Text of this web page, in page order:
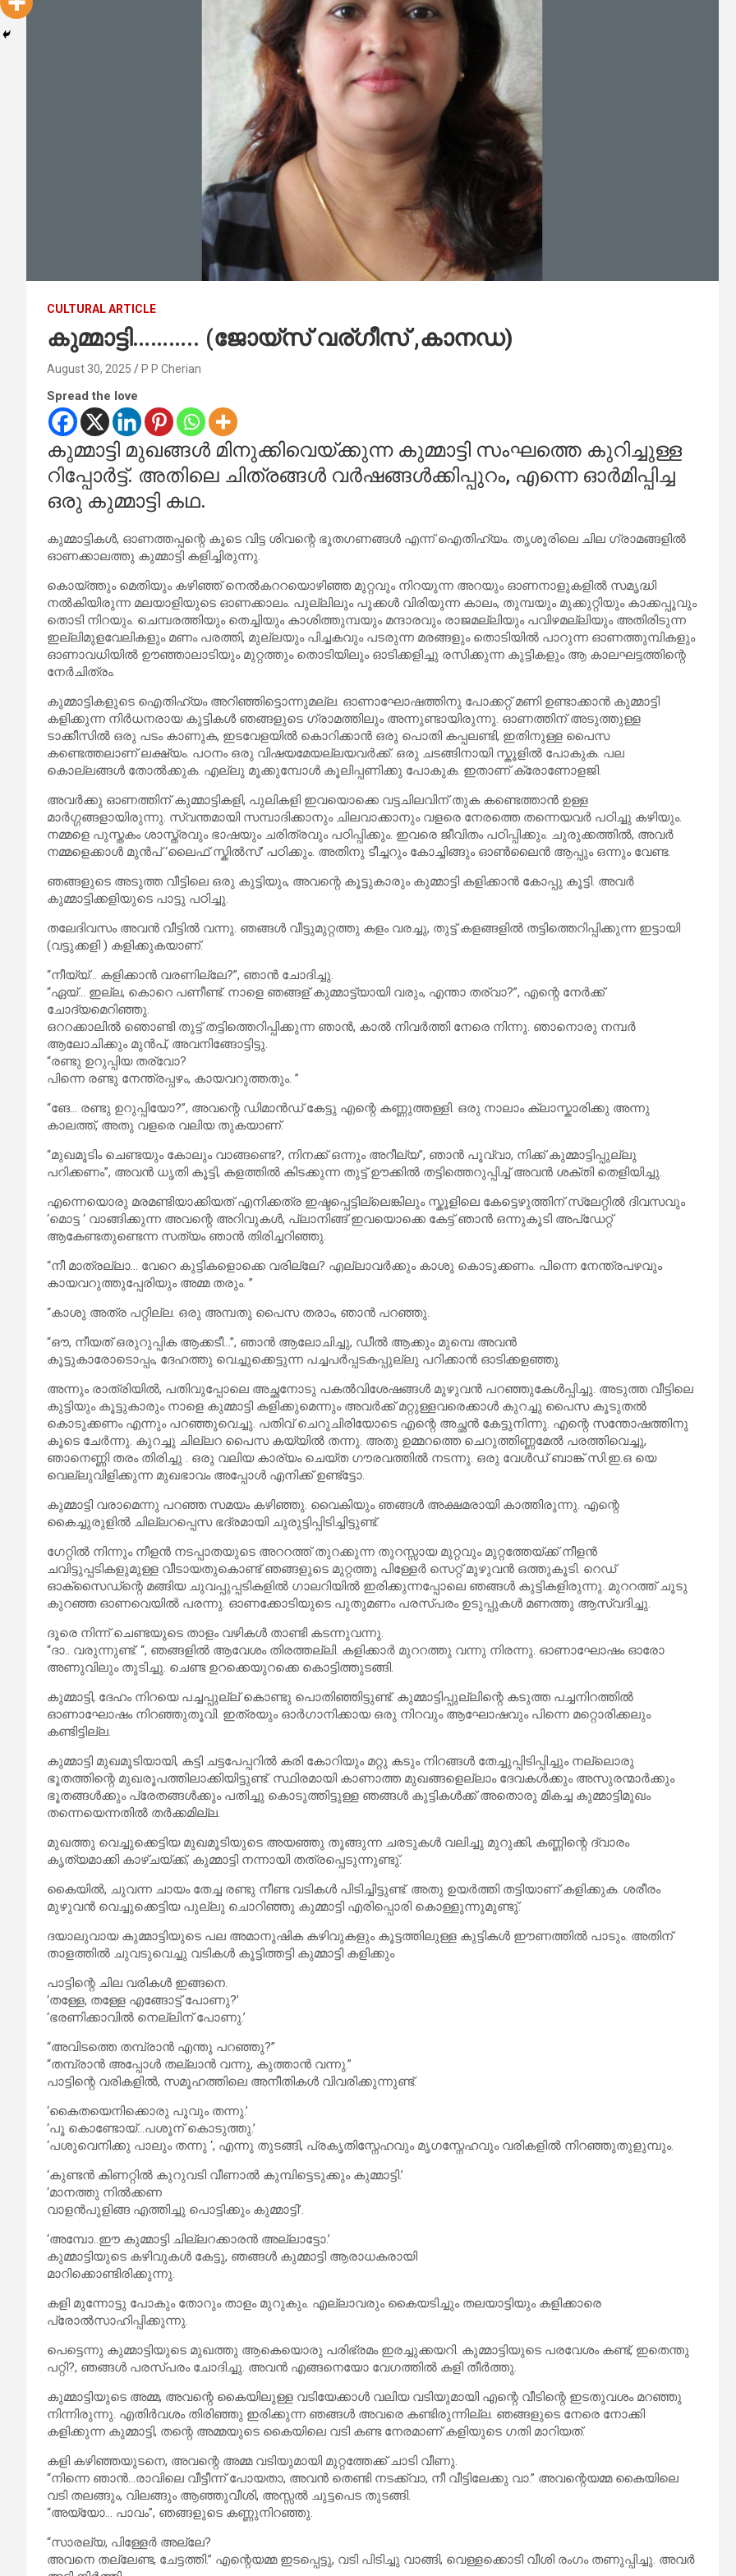
CULTURAL ARTICLE
കുമ്മാട്ടി……….. (ജോയ്‌സ് വര്ഗീസ് ,കാനഡ)
August 30, 2025 P P Cherian
Spread the love
കുമ്മാട്ടി മുഖങ്ങൾ മിനുക്കിവെയ്ക്കുന്ന കുമ്മാട്ടി സംഘത്തെ കുറിച്ചുള്ള
റിപ്പോർട്ട്. അതിലെ ചിത്രങ്ങൾ വർഷങ്ങൾക്കിപ്പുറം, എന്നെ ഓർമിപ്പിച്ച
ഒരു കുമ്മാട്ടി കഥ.
കുമ്മാട്ടികൾ, ഓണത്തപ്പന്റെ കൂടെ വിട്ട ശിവന്റെ ഭൂതഗണങ്ങൾ എന്ന് ഐതിഹ്യം. തൃശൂരിലെ ചില ഗ്രാമങ്ങളിൽ
ഓണക്കാലത്തു കുമ്മാട്ടി കളിച്ചിരുന്നു.
കൊയ്ത്തും മെതിയും കഴിഞ്ഞ് നെൽകററയൊഴിഞ്ഞ മുറ്റവും നിറയുന്ന അറയും ഓണനാളുകളിൽ സമൃദ്ധി
നൽകിയിരുന്ന മലയാളിയുടെ ഓണക്കാലം. പുല്ലിലും പൂക്കൾ വിരിയുന്ന കാലം, തുമ്പയും മുക്കുറ്റിയും കാക്കപ്പൂവും
തൊടി നിറയും. ചെമ്പരത്തിയും തെച്ചിയും കാശിത്തുമ്പയും മന്ദാരവും രാജമല്ലിയും പവിഴമല്ലിയും അതിരിടുന്ന
ഇല്ലിമുളവേലികളും മണം പരത്തി, മുല്ലയും പിച്ചകവും പടരുന്ന മരങ്ങളും തൊടിയിൽ പാറുന്ന ഓണത്തുമ്പികളും
ഓണാവധിയിൽ ഊഞ്ഞാലാടിയും മുറ്റത്തും തൊടിയിലും ഓടിക്കളിച്ചു രസിക്കുന്ന കുട്ടികളും ആ കാലഘട്ടത്തിന്റെ
നേർചിത്രം.
കുമ്മാട്ടികളുടെ ഐതിഹ്യം അറിഞ്ഞിട്ടൊന്നുമല്ല. ഓണാഘോഷത്തിനു പോക്കറ്റ് മണി ഉണ്ടാക്കാൻ കുമ്മാട്ടി
കളിക്കുന്ന നിർധനരായ കുട്ടികൾ ഞങ്ങളുടെ ഗ്രാമത്തിലും അന്നുണ്ടായിരുന്നു. ഓണത്തിന് അടുത്തുള്ള
ടാക്കീസിൽ ഒരു പടം കാണുക, ഇടവേളയിൽ കൊറിക്കാൻ ഒരു പൊതി കപ്പലണ്ടി, ഇതിനുള്ള പൈസ
കണ്ടെത്തലാണ് ലക്ഷ്യം. പഠനം ഒരു വിഷയമേയല്ലയവർക്ക്. ഒരു ചടങ്ങിനായി സ്കൂളിൽ പോകുക. പല
കൊല്ലങ്ങൾ തോൽക്കുക. എല്ലു മൂക്കുമ്പോൾ കൂലിപ്പണിക്കു പോകുക. ഇതാണ് ക്രോണോളജി.
അവർക്കു ഓണത്തിന് കുമ്മാട്ടികളി, പുലികളി ഇവയൊക്കെ വട്ടചിലവിന് തുക കണ്ടെത്താൻ ഉള്ള
മാർഗ്ഗങ്ങളായിരുന്നു. സ്വന്തമായി സമ്പാദിക്കാനും ചിലവാക്കാനും വളരെ നേരത്തെ തന്നെയവർ പഠിച്ചു കഴിയും.
നമ്മളെ പുസ്തകം ശാസ്ത്രവും ഭാഷയും ചരിത്രവും പഠിപ്പിക്കും. ഇവരെ ജീവിതം പഠിപ്പിക്കും. ചുരുക്കത്തിൽ, അവർ
നമ്മളെക്കാൾ മുൻപ് ‘ലൈഫ് സ്കിൽസ്’ പഠിക്കും. അതിനു ടീച്ചറും കോച്ചിങ്ങും ഓൺലൈൻ ആപ്പും ഒന്നും വേണ്ട.
ഞങ്ങളുടെ അടുത്ത വീട്ടിലെ ഒരു കുട്ടിയും, അവന്റെ കൂട്ടുകാരും കുമ്മാട്ടി കളിക്കാൻ കോപ്പു കൂട്ടി. അവർ
കുമ്മാട്ടിക്കളിയുടെ പാട്ടു പഠിച്ചു.
തലേദിവസം അവൻ വീട്ടിൽ വന്നു. ഞങ്ങൾ വീട്ടുമുറ്റത്തു കളം വരച്ചു, തുട്ട്‌ കളങ്ങളിൽ തട്ടിത്തെറിപ്പിക്കുന്ന ഇട്ടായി
(വട്ടുക്കളി ) കളിക്കുകയാണ്.
“നീയ്യ്… കളിക്കാൻ വരണില്ലേ?”, ഞാൻ ചോദിച്ചു.
“ഏയ്… ഇല്ല, കൊറെ പണീണ്ട്. നാളെ ഞങ്ങള് കുമ്മാട്ട്യായി വരും, എന്താ തര്വാ?”, എന്റെ നേർക്ക്
ചോദ്യമെറിഞ്ഞു.
ഒററക്കാലിൽ ഞൊണ്ടി തുട്ട് തട്ടിത്തെറിപ്പിക്കുന്ന ഞാൻ, കാൽ നിവർത്തി നേരെ നിന്നു. ഞാനൊരു നമ്പർ
ആലോചിക്കും മുൻപ്, അവനിങ്ങോട്ടിട്ടു.
“രണ്ടു ഉറുപ്പിയ തര്വോ?
പിന്നെ രണ്ടു നേന്ത്രപ്പഴം, കായവറുത്തതും. ”
“ങേ… രണ്ടു ഉറുപ്പിയോ?”, അവന്റെ ഡിമാൻഡ് കേട്ടു എന്റെ കണ്ണുത്തള്ളി. ഒരു നാലാം ക്ലാസ്കാരിക്കു അന്നു
കാലത്ത്, അതു വളരെ വലിയ തുകയാണ്.
“മുഖമൂടിം ചെണ്ടയും കോലും വാങ്ങണ്ടെ?, നിനക്ക് ഒന്നും അറീല്യ”, ഞാൻ പൂവ്വാ, നിക്ക് കുമ്മാട്ടിപ്പുല്ലു
പറിക്കണം”, അവൻ ധൃതി കൂട്ടി, കളത്തിൽ കിടക്കുന്ന തുട്ട് ഊക്കിൽ തട്ടിത്തെറുപ്പിച്ച് അവൻ ശക്തി തെളിയിച്ചു.
എന്നെയൊരു മരമണ്ടിയാക്കിയത് എനിക്കത്ര ഇഷ്ടപ്പെട്ടില്ലെങ്കിലും സ്കൂളിലെ കേട്ടെഴുത്തിന് സ്ലേറ്റിൽ ദിവസവും
‘മൊട്ട ‘ വാങ്ങിക്കുന്ന അവന്റെ അറിവുകൾ, പ്ലാനിങ്ങ് ഇവയൊക്കെ കേട്ട് ഞാൻ ഒന്നുകൂടി അപ്ഡേറ്റ്
ആകേണ്ടതുണ്ടെന്ന സത്യം ഞാൻ തിരിച്ചറിഞ്ഞു.
“നീ മാത്രല്ലാ… വേറെ കുട്ടികളൊക്കെ വരില്ലേ? എല്ലാവർക്കും കാശു കൊടുക്കണം. പിന്നെ നേന്ത്രപഴവും
കായവറുത്തുപ്പേരിയും അമ്മ തരും. ”
“കാശു അത്ര പറ്റില്ല. ഒരു അമ്പതു പൈസ തരാം, ഞാൻ പറഞ്ഞു.
“ഔ, നീയത് ഒരുറുപ്പിക ആക്കടീ…”, ഞാൻ ആലോചിച്ചു, ഡീൽ ആക്കും മുമ്പെ അവൻ
കൂട്ടുകാരോടൊപ്പം, ദേഹത്തു വെച്ചുക്കെട്ടുന്ന പച്ചപർപ്പടകപ്പുല്ലു പറിക്കാൻ ഓടിക്കളഞ്ഞു.
അന്നും രാത്രിയിൽ, പതിവുപ്പോലെ അച്ഛനോടു പകൽവിശേഷങ്ങൾ മുഴുവൻ പറഞ്ഞുകേൾപ്പിച്ചു. അടുത്ത വീട്ടിലെ
കുട്ടിയും കൂട്ടുകാരും നാളെ കുമ്മാട്ടി കളിക്കുമെന്നും അവർക്ക് മറ്റുള്ളവരെക്കാൾ കുറച്ചു പൈസ കൂടുതൽ
കൊടുക്കണം എന്നും പറഞ്ഞുവെച്ചു. പതിവ് ചെറുചിരിയോടെ എന്റെ അച്ഛൻ കേട്ടുനിന്നു. എന്റെ സന്തോഷത്തിനു
കൂടെ ചേർന്നു. കുറച്ചു ചില്ലറ പൈസ കയ്യിൽ തന്നു. അതു ഉമ്മറത്തെ ചെറുത്തിണ്ണമേൽ പരത്തിവെച്ചു,
ഞാനെണ്ണി തരം തിരിച്ചു . ഒരു വലിയ കാര്യം ചെയ്ത ഗൗരവത്തിൽ നടന്നു. ഒരു വേൾഡ് ബാങ്ക് സി.ഇ.ഒ യെ
വെല്ലുവിളിക്കുന്ന മുഖഭാവം അപ്പോൾ എനിക്ക് ഉണ്ട്ട്ടോ.
കുമ്മാട്ടി വരാമെന്നു പറഞ്ഞ സമയം കഴിഞ്ഞു. വൈകിയും ഞങ്ങൾ അക്ഷമരായി കാത്തിരുന്നു. എന്റെ
കൈച്ചുരുളിൽ ചില്ലറപ്പെസ ഭദ്രമായി ചുരുട്ടിപ്പിടിച്ചിട്ടുണ്ട്.
ഗേറ്റിൽ നിന്നും നീളൻ നടപ്പാതയുടെ അററത്ത് തുറക്കുന്ന തുറസ്സായ മുറ്റവും മുറ്റത്തേയ്ക്ക് നീളൻ
ചവിട്ടുപ്പടികളുമുള്ള വീടായതുകൊണ്ട് ഞങ്ങളുടെ മുറ്റത്തു പിള്ളേർ സെറ്റ് മുഴുവൻ ഒത്തുകൂടി. റെഡ്
ഓക്സൈഡ്ന്റെ മങ്ങിയ ചുവപ്പുപ്പടികളിൽ ഗാലറിയിൽ ഇരിക്കുന്നപ്പോലെ ഞങ്ങൾ കുട്ടികളിരുന്നു. മുററത്ത് ചൂടു
കുറഞ്ഞ ഓണവെയിൽ പരന്നു. ഓണക്കോടിയുടെ പുതുമണം പരസ്പരം ഉടുപ്പുകൾ മണത്തു ആസ്വദിച്ചു.
ദൂരെ നിന്ന് ചെണ്ടയുടെ താളം വഴികൾ താണ്ടി കടന്നുവന്നു.
“ദാ.. വരുന്നുണ്ട്. “, ഞങ്ങളിൽ ആവേശം തിരത്തല്ലി. കളിക്കാർ മുററത്തു വന്നു നിരന്നു. ഓണാഘോഷം ഓരോ
അണുവിലും തുടിച്ചു. ചെണ്ട ഉറക്കെയുറക്കെ കൊട്ടിത്തുടങ്ങി.
കുമ്മാട്ടി, ദേഹം നിറയെ പച്ചപ്പുല്ല് കൊണ്ടു പൊതിഞ്ഞിട്ടുണ്ട്. കുമ്മാട്ടിപ്പുല്ലിന്റെ കടുത്ത പച്ചനിറത്തിൽ
ഓണാഘോഷം നിറഞ്ഞുതൂവി. ഇത്രയും ഓർഗാനിക്കായ ഒരു നിറവും ആഘോഷവും പിന്നെ മറ്റൊരിക്കലും
കണ്ടിട്ടില്ല.
കുമ്മാട്ടി മുഖമൂടിയായി, കട്ടി ചട്ടപേപ്പറിൽ കരി കോറിയും മറ്റു കടും നിറങ്ങൾ തേച്ചുപ്പിടിപ്പിച്ചും നല്ലൊരു
ഭൂതത്തിന്റെ മുഖരൂപത്തിലാക്കിയിട്ടുണ്ട്. സ്ഥിരമായി കാണാത്ത മുഖങ്ങളെല്ലാം ദേവകൾക്കും അസുരന്മാർക്കും
ഭൂതങ്ങൾക്കും പ്രേതങ്ങൾക്കും പതിച്ചു കൊടുത്തിട്ടുള്ള ഞങ്ങൾ കുട്ടികൾക്ക് അതൊരു മികച്ച കുമ്മാട്ടിമുഖം
തന്നെയെന്നതിൽ തർക്കമില്ല.
മുഖത്തു വെച്ചുക്കെട്ടിയ മുഖമൂടിയുടെ അയഞ്ഞു തൂങ്ങുന്ന ചരടുകൾ വലിച്ചു മുറുക്കി, കണ്ണിന്റെ ദ്വാരം
കൃത്യമാക്കി കാഴ്ചയ്ക്ക്, കുമ്മാട്ടി നന്നായി തത്രപ്പെടുന്നുണ്ടു്.
കൈയിൽ, ചുവന്ന ചായം തേച്ച രണ്ടു നീണ്ട വടികൾ പിടിച്ചിട്ടുണ്ട്. അതു ഉയർത്തി തട്ടിയാണ് കളിക്കുക. ശരീരം
മുഴുവൻ വെച്ചുക്കെട്ടിയ പുല്ലു ചൊറിഞ്ഞു കുമ്മാട്ടി എരിപ്പൊരി കൊള്ളുന്നുമുണ്ടു്.
ദയാലുവായ കുമ്മാട്ടിയുടെ പല അമാനുഷിക കഴിവുകളും കൂട്ടത്തിലുള്ള കുട്ടികൾ ഈണത്തിൽ പാടും. അതിന്
താളത്തിൽ ചുവടുവെച്ചു വടികൾ കൂട്ടിത്തട്ടി കുമ്മാട്ടി കളിക്കും
പാട്ടിന്റെ ചില വരികൾ ഇങ്ങനെ.
‘തള്ളേ, തള്ളേ എങ്ങോട്ട് പോണു?’
‘ഭരണിക്കാവിൽ നെല്ലിന് പോണു.’
“അവിടത്തെ തമ്പ്രാൻ എന്തു പറഞ്ഞു?”
“തമ്പ്രാൻ അപ്പോൾ തല്ലാൻ വന്നു, കുത്താൻ വന്നു.”
പാട്ടിന്റെ വരികളിൽ, സമൂഹത്തിലെ അനീതികൾ വിവരിക്കുന്നുണ്ട്.
‘കൈതയെനിക്കൊരു പൂവും തന്നു.’
‘പൂ കൊണ്ടോയ്…പശൂന് കൊടുത്തു.’
‘പശുവെനിക്കു പാലും തന്നു ‘, എന്നു തുടങ്ങി, പ്രകൃതിസ്നേഹവും മൃഗസ്നേഹവും വരികളിൽ നിറഞ്ഞുതുളുമ്പും.
‘കുണ്ടൻ കിണറ്റിൽ കുറുവടി വീണാൽ കുമ്പിട്ടെടുക്കും കുമ്മാട്ടി.’
‘മാനത്തു നിൽക്കണ
വാളൻപുളിങ്ങ എത്തിച്ചു പൊട്ടിക്കും കുമ്മാട്ടി’.
‘അമ്പോ..ഈ കുമ്മാട്ടി ചില്ലറക്കാരൻ അല്ലാട്ടോ.’
കുമ്മാട്ടിയുടെ കഴിവുകൾ കേട്ടു, ഞങ്ങൾ കുമ്മാട്ടി ആരാധകരായി
മാറിക്കൊണ്ടിരിക്കുന്നു.
കളി മുന്നോട്ടു പോകും തോറും താളം മുറുകും. എല്ലാവരും കൈയടിച്ചും തലയാട്ടിയും കളിക്കാരെ
പ്രോൽസാഹിപ്പിക്കുന്നു.
പെട്ടെന്നു കുമ്മാട്ടിയുടെ മുഖത്തു ആകെയൊരു പരിഭ്രമം ഇരച്ചുക്കയറി. കുമ്മാട്ടിയുടെ പരവേശം കണ്ട്, ഇതെന്തു
പറ്റി?, ഞങ്ങൾ പരസ്പരം ചോദിച്ചു. അവൻ എങ്ങനെയോ വേഗത്തിൽ കളി തീർത്തു.
കുമ്മാട്ടിയുടെ അമ്മ, അവന്റെ കൈയിലുള്ള വടിയേക്കാൾ വലിയ വടിയുമായി എന്റെ വീടിന്റെ ഇടതുവശം മറഞ്ഞു
നിന്നിരുന്നു. എതിർവശം തിരിഞ്ഞു ഇരിക്കുന്ന ഞങ്ങൾ അവരെ കണ്ടിരുന്നില്ല. ഞങ്ങളുടെ നേരെ നോക്കി
കളിക്കുന്ന കുമ്മാട്ടി, തന്റെ അമ്മയുടെ കൈയിലെ വടി കണ്ട നേരമാണ് കളിയുടെ ഗതി മാറിയത്.
കളി കഴിഞ്ഞയുടനെ, അവന്റെ അമ്മ വടിയുമായി മുറ്റത്തേക്ക് ചാടി വീണു.
“നിന്നെ ഞാൻ…രാവിലെ വീട്ടീന്ന് പോയതാ, അവൻ തെണ്ടി നടക്ക്വാ, നീ വീട്ടിലേക്കു വാ.” അവന്റെയമ്മ കൈയിലെ
വടി തലങ്ങും, വിലങ്ങും ആഞ്ഞുവീശി, അസ്സൽ ചുട്ടപെട തുടങ്ങി.
“അയ്യോ… പാവം”, ഞങ്ങളുടെ കണ്ണുനിറഞ്ഞു.
“സാരല്യ, പിള്ളേർ അല്ലേ?
അവനെ തല്ലേണ്ട, ചേട്ടത്തി.” എന്റെയമ്മ ഇടപ്പെട്ടു, വടി പിടിച്ചു വാങ്ങി, വെള്ളക്കൊടി വീശി രംഗം തണുപ്പിച്ചു. അവർ